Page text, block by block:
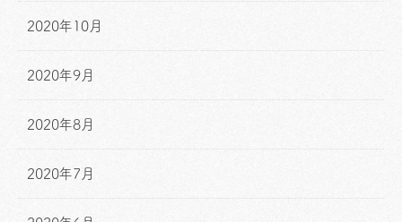
2020年10月
2020年9月
2020年8月
2020年7月